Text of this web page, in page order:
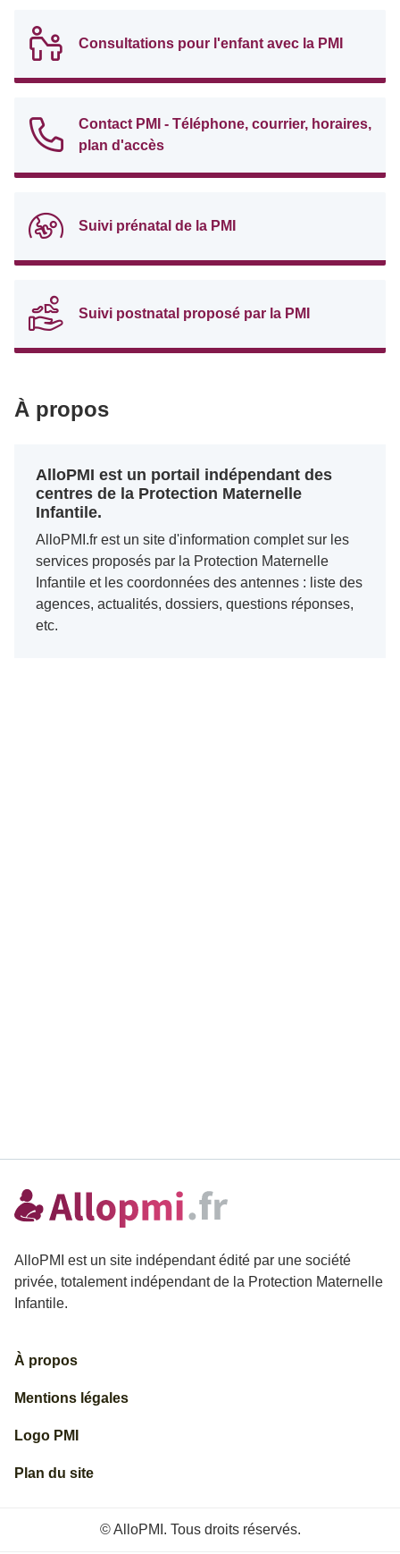
Consultations pour l'enfant avec la PMI
Contact PMI - Téléphone, courrier, horaires,
plan d'accès
Suivi prénatal de la PMI
Suivi postnatal proposé par la PMI
À propos
AlloPMI est un portail indépendant des
centres de la Protection Maternelle
Infantile.
AlloPMI.fr est un site d'information complet sur les
services proposés par la Protection Maternelle
Infantile et les coordonnées des antennes : liste des
agences, actualités, dossiers, questions réponses,
etc.
AlloPMI est un site indépendant édité par une société
privée, totalement indépendant de la Protection Maternelle
Infantile.
© AlloPMI. Tous droits réservés.
À propos
Mentions légales
Logo PMI
Plan du site